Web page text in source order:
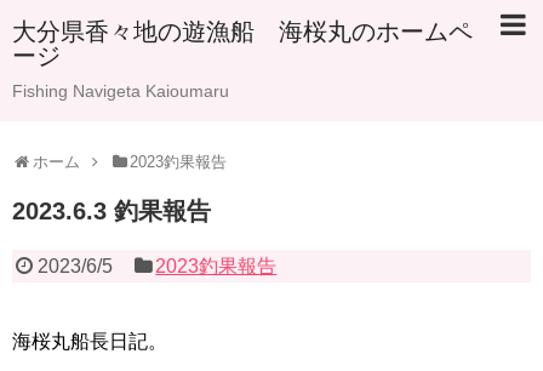
大分県香々地の遊漁船 海桜丸のホームペ
ージ
Fishing Navigeta Kaioumaru
ホーム 2023釣果報告
2023.6.3 釣果報告
2023/6/5 2023釣果報告
海桜丸船長日記。